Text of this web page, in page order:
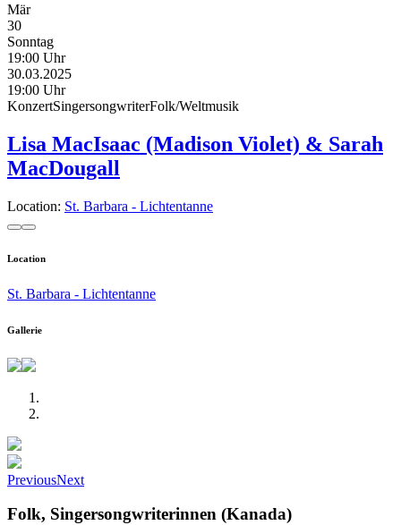
Mär
30
Sonntag
19:00 Uhr
30.03.2025
19:00 Uhr
KonzertSingersongwriterFolk/Weltmusik
Lisa MacIsaac (Madison Violet) & Sarah
MacDougall
Location: St. Barbara - Lichtentanne
Location
St. Barbara - Lichtentanne
Gallerie
PreviousNext
Folk, Singersongwriterinnen (Kanada)